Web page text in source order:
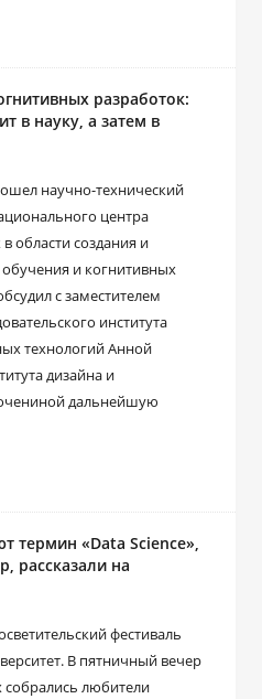
разработок:
в науку, а затем в
научно-технический
центра
области создания и
и когнитивных
с заместителем
института
технологий Анной
дизайна и
дальнейшую
термин «Data Science»,
рассказали на
фестиваль
В пятничный вечер
собрались любители